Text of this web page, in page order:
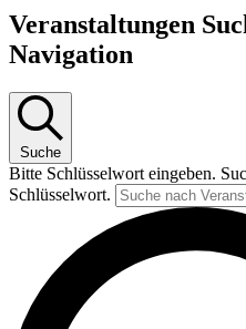
Veranstaltungen
Veranstaltungen
Navigation
Suche
Bitte Schlüsselwort eingeben.
Schlüsselwort.